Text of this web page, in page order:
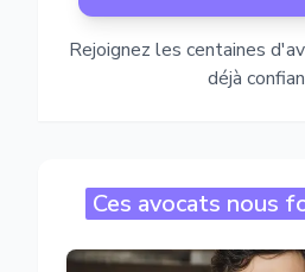
Rejoignez les centaines
déjà
Ces avocats nous